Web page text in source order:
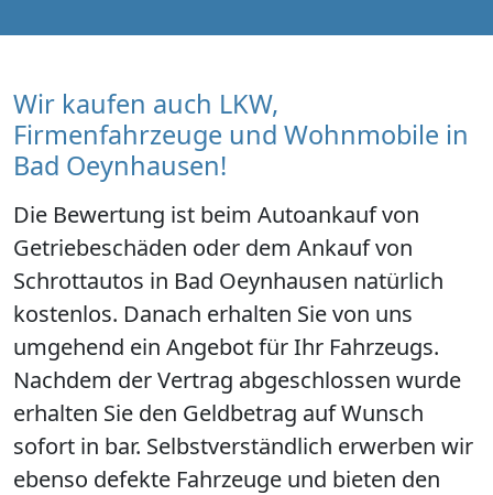
Wir kaufen auch LKW,
Firmenfahrzeuge und Wohnmobile in
Bad Oeynhausen!
Die Bewertung ist beim Autoankauf von
Getriebeschäden oder dem Ankauf von
Schrottautos in Bad Oeynhausen natürlich
kostenlos. Danach erhalten Sie von uns
umgehend ein Angebot für Ihr Fahrzeugs.
Nachdem der Vertrag abgeschlossen wurde
erhalten Sie den Geldbetrag auf Wunsch
sofort in bar. Selbstverständlich erwerben wir
ebenso defekte Fahrzeuge und bieten den